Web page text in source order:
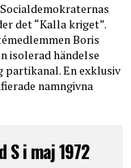
det “Kalla kriget”.
Boris
isolerad händelse
partikanal. En exklusiv
namngivna
S i maj 1972